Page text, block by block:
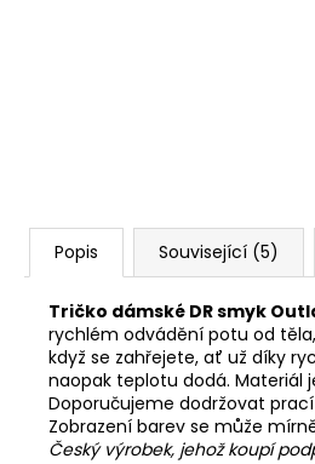
Popis Související (5)
Tričko dámské DR smyk
rychlém odvádění potu od
když se zahřejete, ať už díky
naopak teplotu dodá. Materiál
Doporučujeme dodržovat
Zobrazení barev se může
Český výrobek, jehož koupí